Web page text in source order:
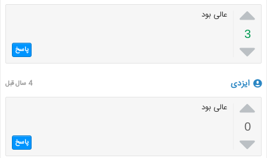

3

عالی بود
پاسخ
ایزدی 4 سال قبل

0

عالی بود
پاسخ